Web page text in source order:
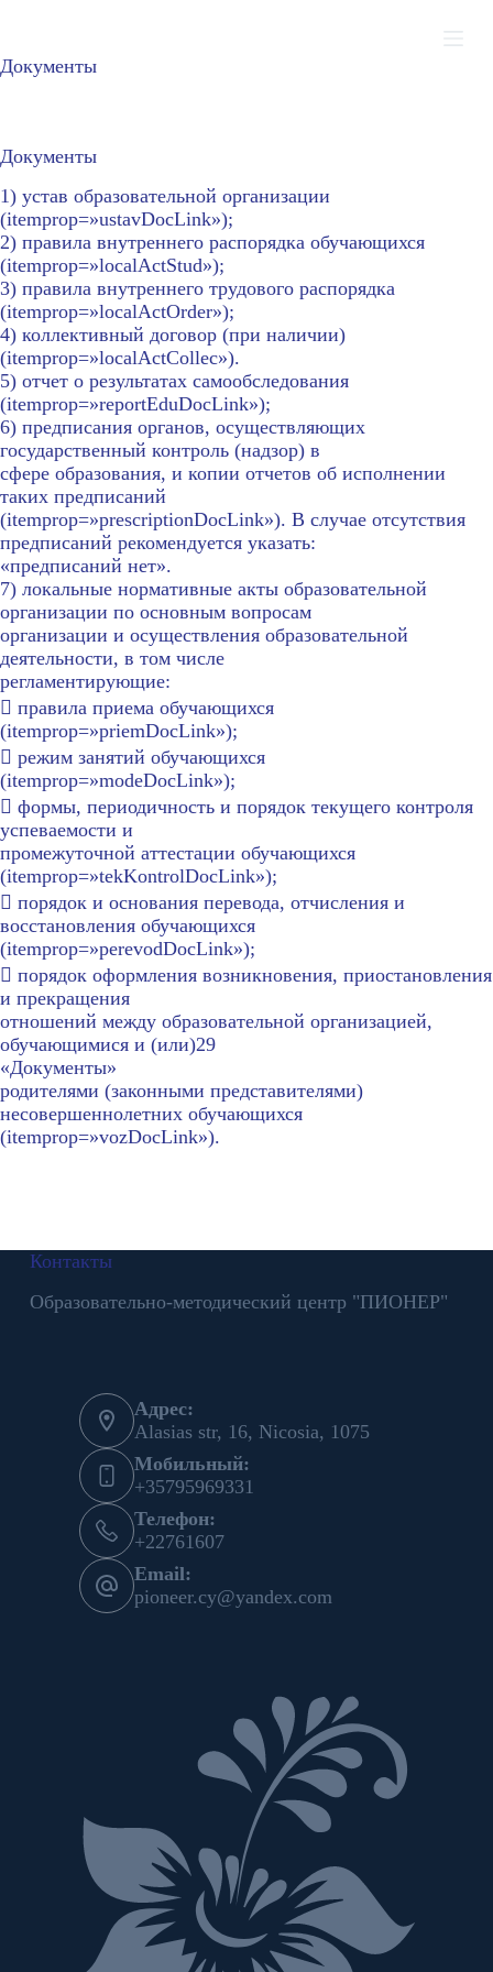
р
и
с
у
т
и
Документы
Документы
1) устав образовательной организации
(itemprop=»ustavDocLink»);
2) правила внутреннего распорядка обучающихся
(itemprop=»localActStud»);
3) правила внутреннего трудового распорядка
(itemprop=»localActOrder»);
4) коллективный договор (при наличии)
(itemprop=»localActCollec»).
5) отчет о результатах самообследования
(itemprop=»reportEduDocLink»);
6) предписания органов, осуществляющих
государственный контроль (надзор) в
сфере образования, и копии отчетов об исполнении
таких предписаний
(itemprop=»prescriptionDocLink»). В случае отсутствия
предписаний рекомендуется указать:
«предписаний нет».
7) локальные нормативные акты образовательной
организации по основным вопросам
организации и осуществления образовательной
деятельности, в том числе
регламентирующие:
 правила приема обучающихся
(itemprop=»priemDocLink»);
 режим занятий обучающихся
(itemprop=»modeDocLink»);
 формы, периодичность и порядок текущего контроля
успеваемости и
промежуточной аттестации обучающихся
(itemprop=»tekKontrolDocLink»);
 порядок и основания перевода, отчисления и
восстановления обучающихся
(itemprop=»perevodDocLink»);
 порядок оформления возникновения, приостановления
и прекращения
отношений между образовательной организацией,
обучающимися и (или)29
«Документы»
родителями (законными представителями)
несовершеннолетних обучающихся
(itemprop=»vozDocLink»).
Контакты
Образовательно-методический центр "ПИОНЕР"
Адрес:
Alasias str, 16, Nicosia, 1075
Мобильный:
+35795969331
Телефон:
+22761607
Email:
pioneer.cy@yandex.com